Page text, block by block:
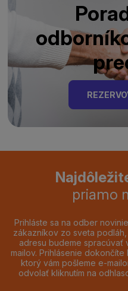
priamo
Prihláste sa na odber
zákazníkov zo sveta
adresu budeme spracúvať
mailov. Prihlásenie
ktorý vám pošleme e-
odvolať kliknutím na